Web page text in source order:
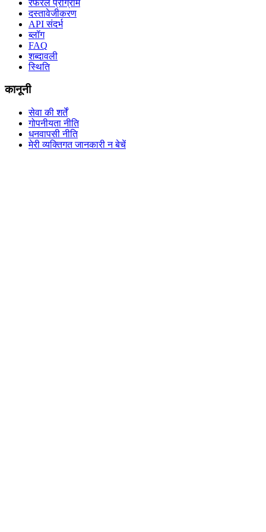
रेफरल प्रोग्राम
दस्तावेजीकरण
API संदर्भ
ब्लॉग
FAQ
शब्दावली
स्थिति
कानूनी
सेवा की शर्तें
गोपनीयता नीति
धनवापसी नीति
मेरी व्यक्तिगत जानकारी न बेचें